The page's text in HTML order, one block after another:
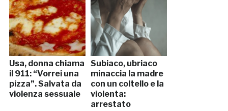
Usa, donna chiama
il 911: “Vorrei una
pizza”. Salvata da
violenza sessuale
Subiaco, ubriaco
minaccia la madre
con un coltello e la
violenta:
arrestato